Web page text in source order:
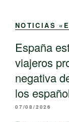
NOTICIAS
España
viajeros
negativa
los
07/08/2026